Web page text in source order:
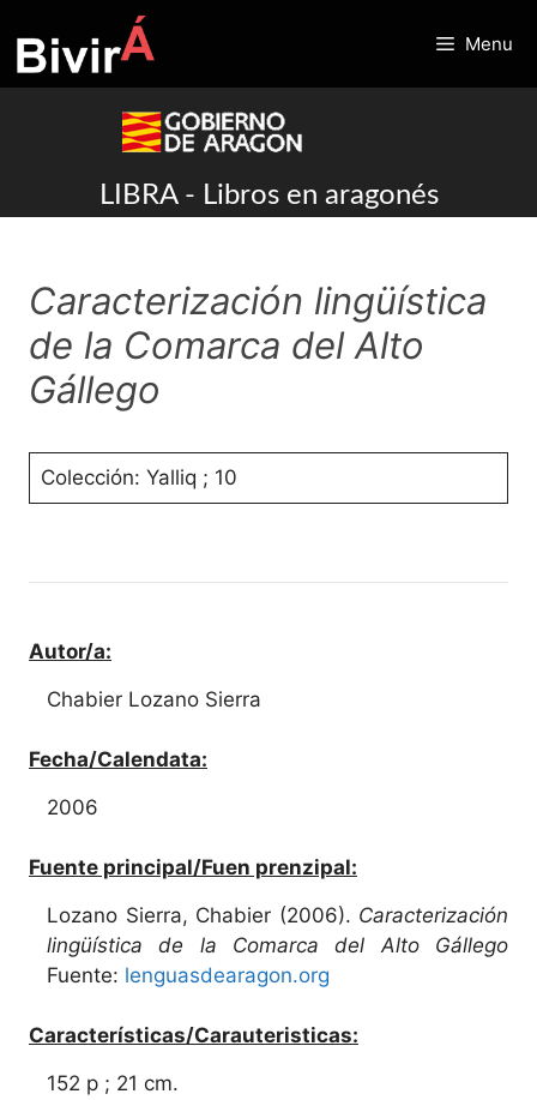
to
content
Menu
LIBRA - Libros en aragonés
Caracterización lingüística
de la Comarca del Alto
Gállego
Colección: Yalliq ; 10
Autor/a:
Chabier Lozano Sierra
Fecha/Calendata:
2006
Fuente principal/Fuen prenzipal:
Lozano Sierra, Chabier (2006). Caracterización
lingüística de la Comarca del Alto Gállego
Fuente: lenguasdearagon.org
Características/Carauteristicas:
152 p ; 21 cm.